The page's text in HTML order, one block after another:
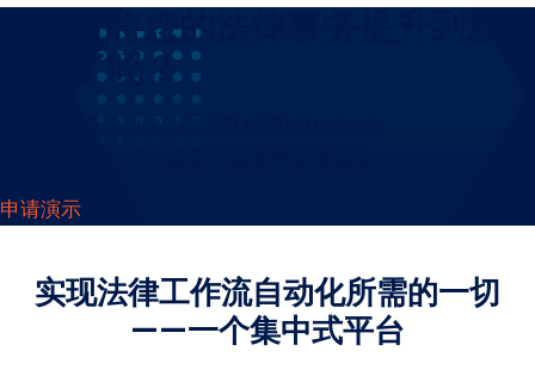
准备好将您的法律事务提升到新
高度了吗？
申请演示
实现法律工作流自动化所需的一切
——一个集中式平台